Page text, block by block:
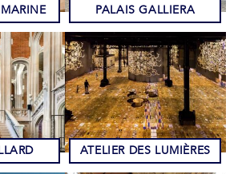
PALAIS GALLIERA
ATELIER DES LUMIÈRES